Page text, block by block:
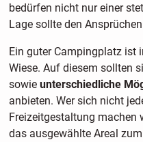
bedürfen nicht nur einer
Lage sollte den
Ein guter Campingplatz ist
Wiese. Auf diesem sollten
sowie unterschiedliche
anbieten. Wer sich nicht
Freizeitgestaltung machen
das ausgewählte Areal